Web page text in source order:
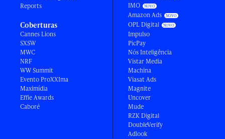
Reports
Coberturas
Cannes Lions
SXSW
MWC
NRF
WW Summit
Evento ProXXIma
Maximídia
Effie Awards
Caboré
IMO
Amazon Ads
OPL Digital
Impulso
PicPay
Nós Inteligência
Vistar Media
Machina
Viasat Ads
Magnite
Uncover
Mude
RZK Digital
DoubleVerify
Adlook